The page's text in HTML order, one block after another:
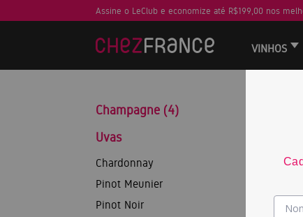
Assine o LeClub e economize até R$199,00 nos
VINHOS
Champagne (4)
Uvas
Chardonnay
Pinot Meunier
Pinot Noir
WS
92
JS
90